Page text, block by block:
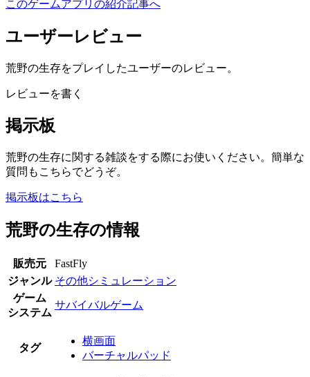
このゲームアプリの紹介記事へ
ユーザーレビュー
荒野の生存をプレイしたユーザーのレビュー。
レビューを書く
掲示板
荒野の生存に関する雑談をする際にお使いください。簡単な
質問もこちらでどうぞ。
掲示板はこちら
荒野の生存の情報
販売元
FastFly
ジャンル その他シミュレーション
ゲーム
システム
サバイバルゲーム
タグ
横画面
バーチャルパッド